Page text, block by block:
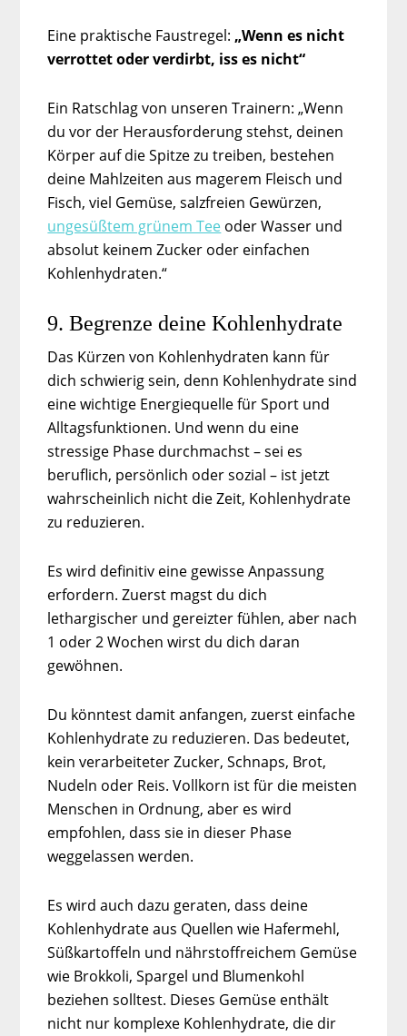
Eine praktische Faustregel: „Wenn es nicht
verrottet oder verdirbt, iss es nicht“
Ein Ratschlag von unseren Trainern: „Wenn
du vor der Herausforderung stehst, deinen
Körper auf die Spitze zu treiben, bestehen
deine Mahlzeiten aus magerem Fleisch und
Fisch, viel Gemüse, salzfreien Gewürzen,
ungesüßtem grünem Tee oder Wasser und
absolut keinem Zucker oder einfachen
Kohlenhydraten.“
9. Begrenze deine Kohlenhydrate
Das Kürzen von Kohlenhydraten kann für
dich schwierig sein, denn Kohlenhydrate sind
eine wichtige Energiequelle für Sport und
Alltagsfunktionen. Und wenn du eine
stressige Phase durchmachst – sei es
beruflich, persönlich oder sozial – ist jetzt
wahrscheinlich nicht die Zeit, Kohlenhydrate
zu reduzieren.
Es wird definitiv eine gewisse Anpassung
erfordern. Zuerst magst du dich
lethargischer und gereizter fühlen, aber nach
1 oder 2 Wochen wirst du dich daran
gewöhnen.
Du könntest damit anfangen, zuerst einfache
Kohlenhydrate zu reduzieren. Das bedeutet,
kein verarbeiteter Zucker, Schnaps, Brot,
Nudeln oder Reis. Vollkorn ist für die meisten
Menschen in Ordnung, aber es wird
empfohlen, dass sie in dieser Phase
weggelassen werden.
Es wird auch dazu geraten, dass deine
Kohlenhydrate aus Quellen wie Hafermehl,
Süßkartoffeln und nährstoffreichem Gemüse
wie Brokkoli, Spargel und Blumenkohl
beziehen solltest. Dieses Gemüse enthält
nicht nur komplexe Kohlenhydrate, die dir